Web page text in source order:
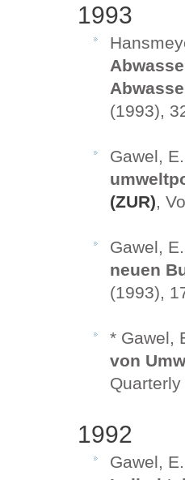
1993
(1993),
Gawel,
(ZUR),
Gawel,
neuen
(1993),
* Gawel,
von
1992
Gawel,